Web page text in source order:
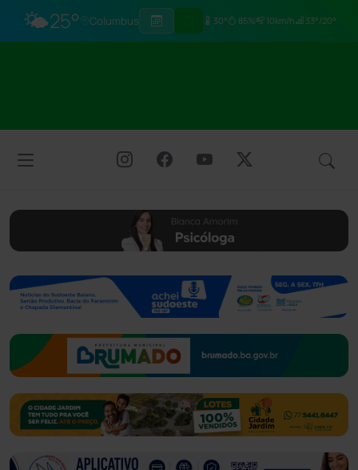
🌤️25° Columbus 30° 85% 10km/h 33°/20°